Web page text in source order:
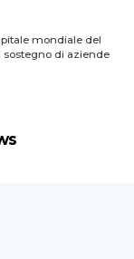
mondiale del
sostegno di aziende